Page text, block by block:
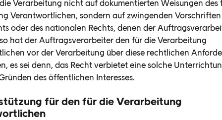
Verarbeitung nicht auf dokumentierten Weisungen des
Verantwortlichen, sondern auf zwingenden Vorschriften
oder des nationalen Rechts, denen der
hat der Auftragsverarbeiter den für die Verarbeitung
vor der Verarbeitung über diese rechtlichen
es sei denn, das Recht verbietet eine solche
des öffentlichen Interesses.
für den für die Verarbeitung